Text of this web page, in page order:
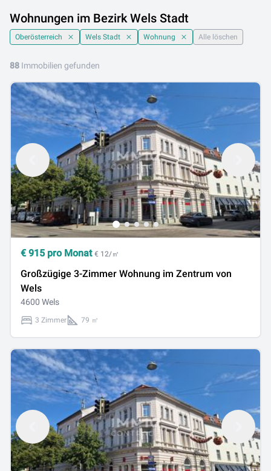
Wohnungen im Bezirk Wels Stadt
Oberösterreich Wels Stadt Wohnung Alle löschen
88 Immobilien gefunden
€ 915 pro Monat € 12/㎡
Großzügige 3-Zimmer Wohnung im Zentrum von
Wels
4600 Wels
3 Zimmer 79 ㎡